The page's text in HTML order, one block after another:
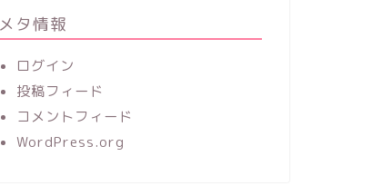
メタ情報
ログイン
投稿フィード
コメントフィード
WordPress.org